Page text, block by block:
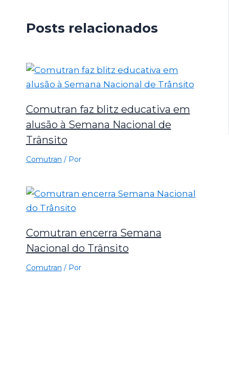
Posts relacionados
Comutran faz blitz educativa em
alusão à Semana Nacional de
Trânsito
Comutran / Por
Comutran encerra Semana
Nacional do Trânsito
Comutran / Por